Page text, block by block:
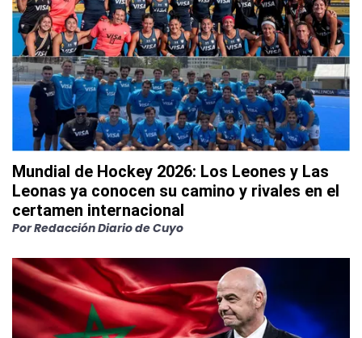
Mundial de Hockey 2026: Los Leones y Las
Leonas ya conocen su camino y rivales en el
certamen internacional
PorRedacción Diario de Cuyo